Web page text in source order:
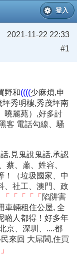
登入
2021-11-22 22:33
#1
野和((((少麻煩,申
坪秀明樓,秀茂坪南
曉麗苑）,好多討
客 電話勾線、騷
,見鬼說鬼話,承認
蔡、蕭、姓容、
！（垃圾國家、中
、社工、澳門、政
「「「「「 陷阱害
車輛租住公屋, 全
啲人都得！好多年
京、深圳、....都
來回 大屌閪,住買